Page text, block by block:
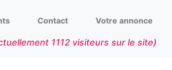
Contact Votre annonce
1112 visiteurs sur le site)